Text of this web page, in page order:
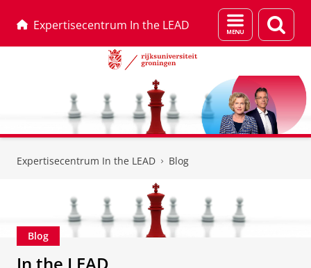
Expertisecentrum In the LEAD
Menu
en
Expertisecentrum In the LEAD Blog
Blog